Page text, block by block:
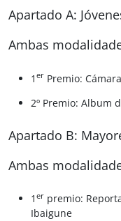
Apartado A:
Ambas
1 er Premio:
2º Premio: Album
Apartado B:
Ambas
1 er premio:
Ibaigune